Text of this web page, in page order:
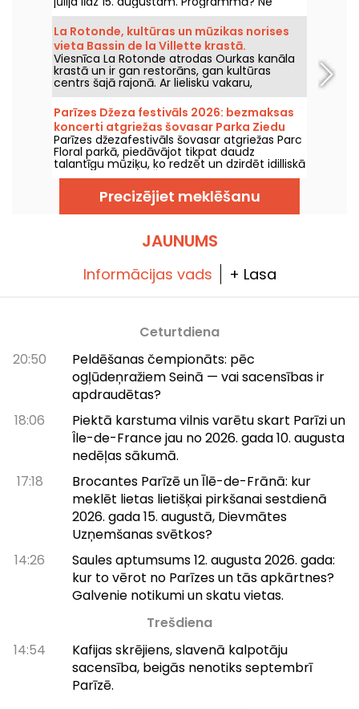
mazāk kā 16 koncerti Montmartras Arēnās —
idilliska vide, kur klausīties lielos klasikas
šedevus.
La Rotonde, kultūras un mūzikas norises
vieta Bassin de la Villette krastā.
Viesnīca La Rotonde atrodas Ourkas kanāla
krastā un ir gan restorāns, gan kultūras
centrs šajā rajonā. Ar lielisku vakaru,
brīvdabas pasākumu un citu saviesīgu
pasākumu programmu tā ir viena no
vietām, ko apmeklēt Bassin de la Villette
krastā.
Parīzes Džeza festivāls 2026: bezmaksas
koncerti atgriežas šovasar Parka Ziedu
dārzā, programma
Parīzes džezafestivāls šovasar atgriežas Parc
Floral parkā, piedāvājot tikpat daudz
talantīgu mūziķu, ko redzēt un dzirdēt idilliskā
lauku atmosfērā. Šeit ir bezmaksas koncertu
programma, ko iepazīt no 24. jūnija līdz 6.
septembrim 2026. gadā!
Precizējiet meklēšanu
JAUNUMS
Informācijas vads + Lasa
Ceturtdiena
20:50
Peldēšanas čempionāts: pēc
ogļūdeņražiem Seinā — vai sacensības ir
apdraudētas?
18:06
Piektā karstuma vilnis varētu skart Parīzi un
Île-de-France jau no 2026. gada 10. augusta
nedēļas sākumā.
17:18
Brocantes Parīzē un Īlē-de-Frānā: kur
meklēt lietas lietišķai pirkšanai sestdienā
2026. gada 15. augustā, Dievmātes
Uzņemšanas svētkos?
14:26
Saules aptumsums 12. augusta 2026. gada:
kur to vērot no Parīzes un tās apkārtnes?
Galvenie notikumi un skatu vietas.
Trešdiena
14:54
Kafijas skrējiens, slavenā kalpotāju
sacensība, beigās nenotiks septembrī
Parīzē.